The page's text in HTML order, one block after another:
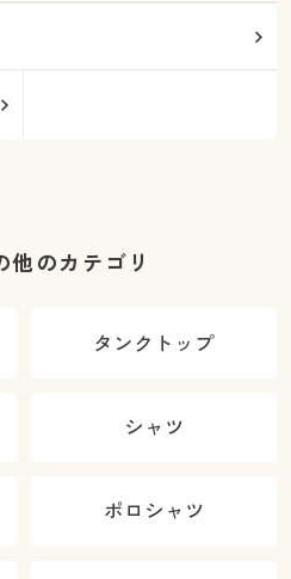
他のカテゴリ
タンクトップ
シャツ
ポロシャツ